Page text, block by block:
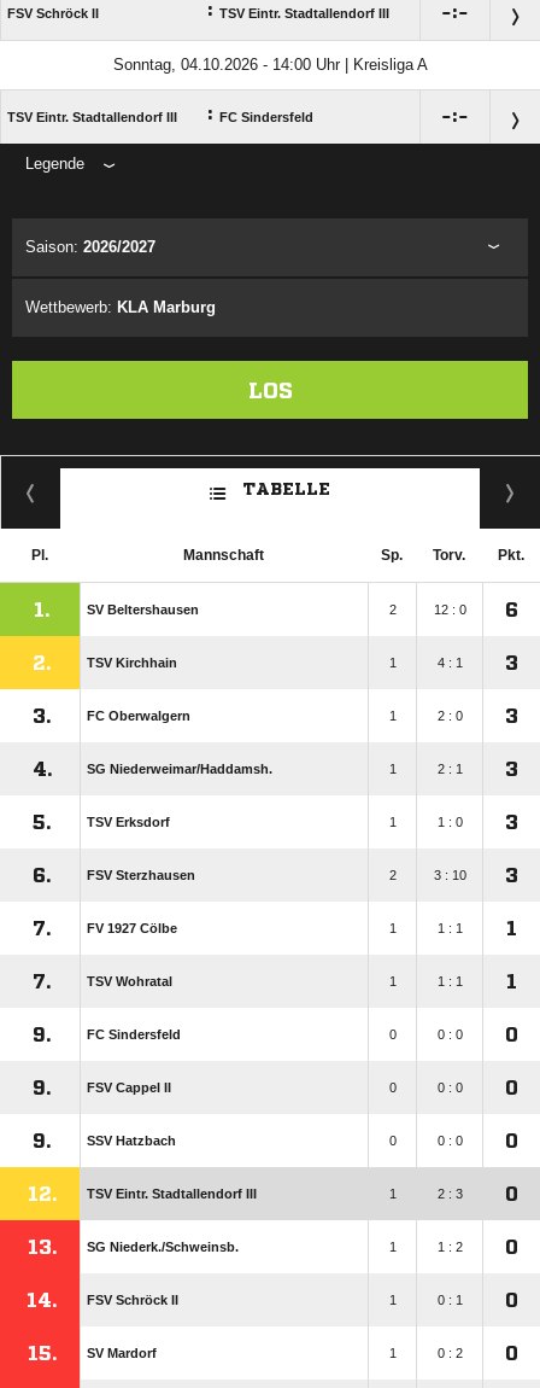
FSV Schröck II : TSV Eintr. Stadtallendorf III :
Sonntag, 04.10.2026 - 14:00 Uhr | Kreisliga A
TSV Eintr. Stadtallendorf III : FC Sindersfeld :
Legende
Saison: 2026/2027
Wettbewerb: KLA Marburg
LOS
TABELLE
Pl. Mannschaft Sp. Torv. Pkt.
1. SV Beltershausen 2 12 : 0 6
2. TSV Kirchhain 1 4 : 1 3
3. FC Oberwalgern 1 2 : 0 3
4. SG Niederweimar/​Haddamsh. 1 2 : 1 3
5. TSV Erksdorf 1 1 : 0 3
6. FSV Sterzhausen 2 3 : 10 3
7. FV 1927 Cölbe 1 1 : 1 1
7. TSV Wohratal 1 1 : 1 1
9. FC Sindersfeld 0 0 : 0 0
9. FSV Cappel II 0 0 : 0 0
9. SSV Hatzbach 0 0 : 0 0
12. TSV Eintr. Stadtallendorf III 1 2 : 3 0
13. SG Niederk./​Schweinsb. 1 1 : 2 0
14. FSV Schröck II 1 0 : 1 0
15. SV Mardorf 1 0 : 2 0